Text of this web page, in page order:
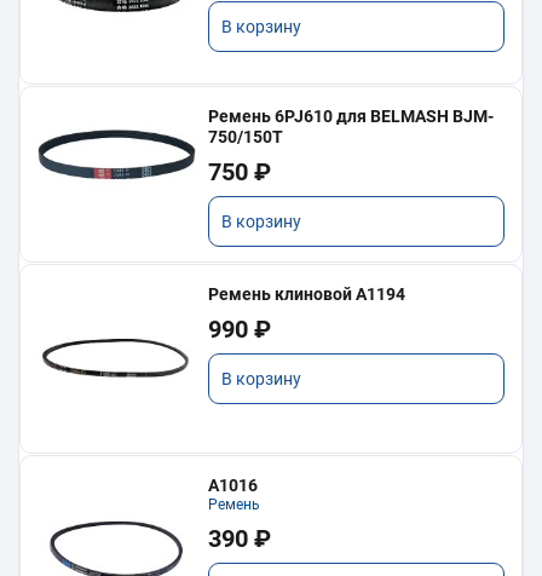
В корзину
Ремень 6PJ610 для BELMASH BJM-
750/150T
750 ₽
В корзину
Ремень клиновой A1194
990 ₽
В корзину
А1016
Ремень
390 ₽